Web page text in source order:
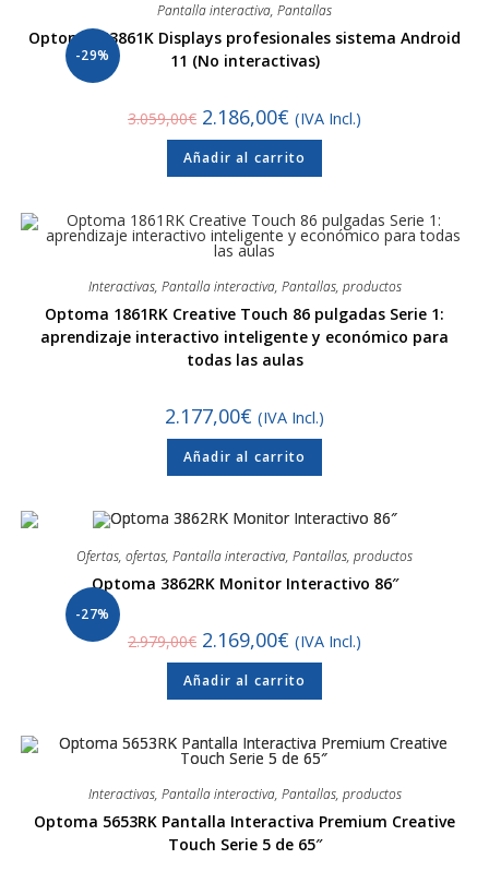
-29%
Pantalla interactiva, Pantallas
Optoma N3861K Displays profesionales sistema Android
11 (No interactivas)
3.059,00€ 2.186,00€ (IVA Incl.)
Añadir al carrito
Interactivas, Pantalla interactiva, Pantallas, productos
Optoma 1861RK Creative Touch 86 pulgadas Serie 1:
aprendizaje interactivo inteligente y económico para
todas las aulas
2.177,00€ (IVA Incl.)
Añadir al carrito
-27%
Ofertas, ofertas, Pantalla interactiva, Pantallas, productos
Optoma 3862RK Monitor Interactivo 86″
2.979,00€ 2.169,00€ (IVA Incl.)
Añadir al carrito
Interactivas, Pantalla interactiva, Pantallas, productos
Optoma 5653RK Pantalla Interactiva Premium Creative
Touch Serie 5 de 65″